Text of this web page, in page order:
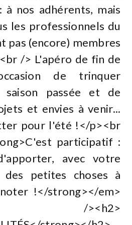
nos adhérents, mais
les professionnels du
pas (encore) membres
/> L'apéro de fin de
de trinquer
passée et de
et envies à venir...
pour l'été !</p><br
participatif :
avec votre
des petites choses à
!</strong></em>
/><h2>